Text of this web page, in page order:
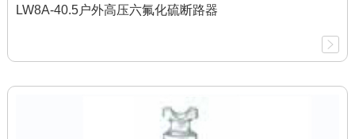
LW8A-40.5户外高压六氟化硫断路器